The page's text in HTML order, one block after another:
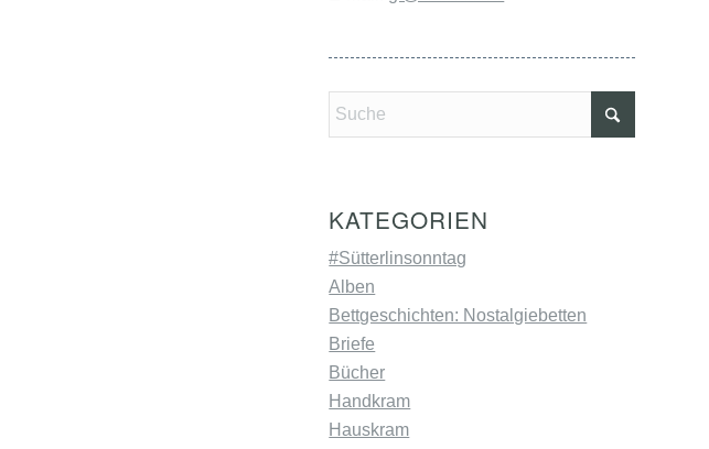
KATEGORIEN
#Sütterlinsonntag
Alben
Bettgeschichten: Nostalgiebetten
Briefe
Bücher
Handkram
Hauskram